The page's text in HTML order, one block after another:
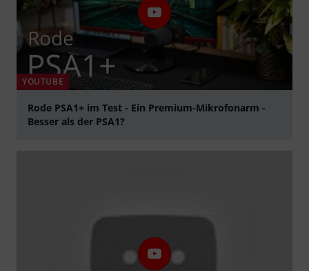
YOUTUBE
Rode PSA1+ im Test - Ein Premium-Mikrofonarm -
Besser als der PSA1?